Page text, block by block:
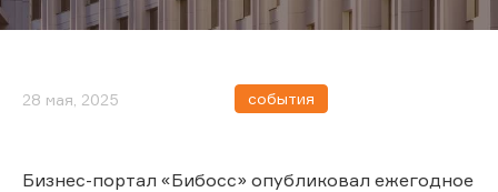
28 мая, 2025 события
Бизнес-портал «Бибосс» опубликовал ежегодное